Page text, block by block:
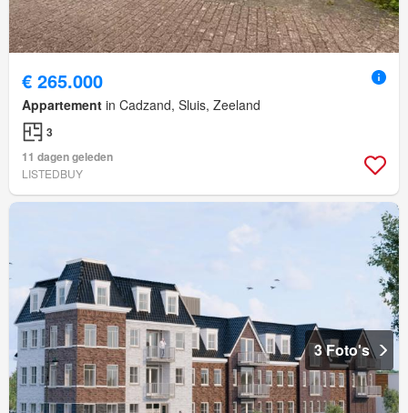
€ 265.000
Appartement in Cadzand, Sluis, Zeeland
3
11 dagen geleden
LISTEDBUY
3 Foto's